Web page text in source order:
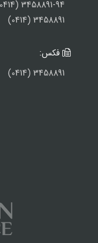
3458891-94 (0414)
3458891 (0414)
فکس:
3458891 (0414)